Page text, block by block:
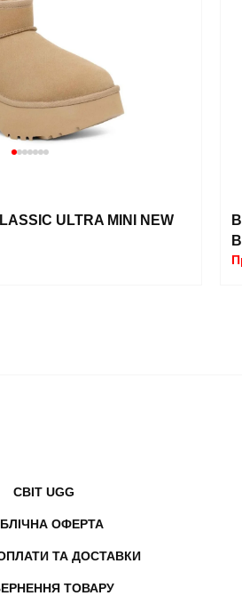
ULTRA MINI NEW
СВІТ UGG
ОФЕРТА
ТА ДОСТАВКИ
ТОВАРУ